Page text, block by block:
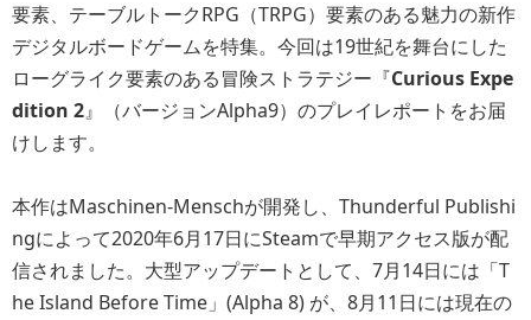
要素、テーブルトークRPG（TRPG）要素のある魅力の新作
デジタルボードゲームを特集。今回は19世紀を舞台にした
ローグライク要素のある冒険ストラテジー『Curious Expe
dition 2』（バージョンAlpha9）のプレイレポートをお届
けします。
本作はMaschinen-Menschが開発し、Thunderful Publishi
ngによって2020年6月17日にSteamで早期アクセス版が配
信されました。大型アップデートとして、7月14日には「T
he Island Before Time」(Alpha 8) が、8月11日には現在の